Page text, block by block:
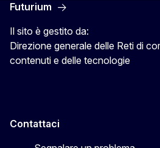
Futurium
Il sito è gestito da:
Direzione generale delle Reti di
contenuti e delle tecnologie
Contattaci